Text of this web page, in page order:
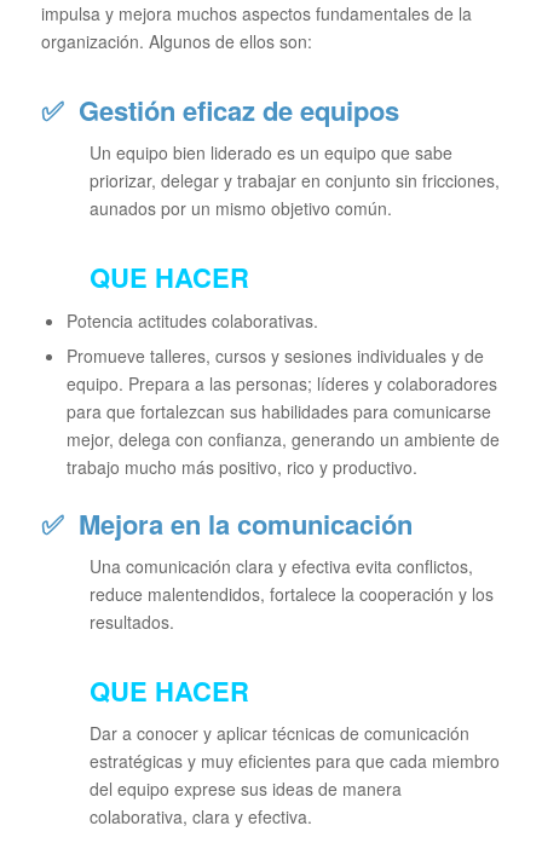
impulsa y mejora muchos aspectos fundamentales de la
organización. Algunos de ellos son:
✅ Gestión eficaz de equipos
Un equipo bien liderado es un equipo que sabe
priorizar, delegar y trabajar en conjunto sin fricciones,
aunados por un mismo objetivo común.
QUE HACER
Potencia actitudes colaborativas.
Promueve talleres, cursos y sesiones individuales y de
equipo. Prepara a las personas; líderes y colaboradores
para que fortalezcan sus habilidades para comunicarse
mejor, delega con confianza, generando un ambiente de
trabajo mucho más positivo, rico y productivo.
✅ Mejora en la comunicación
Una comunicación clara y efectiva evita conflictos,
reduce malentendidos, fortalece la cooperación y los
resultados.
QUE HACER
Dar a conocer y aplicar técnicas de comunicación
estratégicas y muy eficientes para que cada miembro
del equipo exprese sus ideas de manera
colaborativa, clara y efectiva.